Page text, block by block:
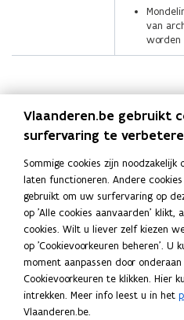
van
worden
L
n
k
e
d
i
n
o
p
p
i
e
e
r
l
i
n
Contact
Hebt u nog een vraag over
ze via het
contactformulier
Klimaatagentschap.
Vlaanderen.be gebruikt
surfervaring te
Sommige cookies zijn
laten functioneren. Andere
gebruikt om uw surfervaring op
op 'Alle cookies aanvaarden' klikt,
cookies. Wilt u liever zelf kiezen
op 'Cookievoorkeuren beheren'. U
moment aanpassen door
Cookievoorkeuren te klikken. Hier
intrekken. Meer info leest u in het
Vlaanderen.be.